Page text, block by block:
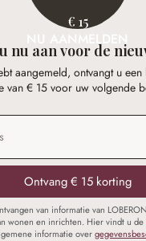
€ 15
NU AANMELDEN
nu aan voor de
aangemeld, ontvangt u
van € 15 voor uw volgende
Ontvang € 15 korting
van informatie van
wonen en inrichten. Hier vindt u de
informatie over